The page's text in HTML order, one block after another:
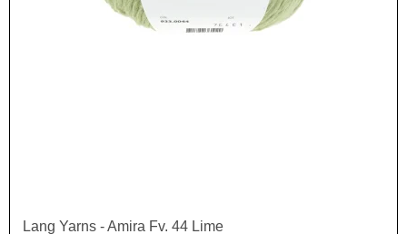
Lang Yarns - Amira Fv. 44 Lime